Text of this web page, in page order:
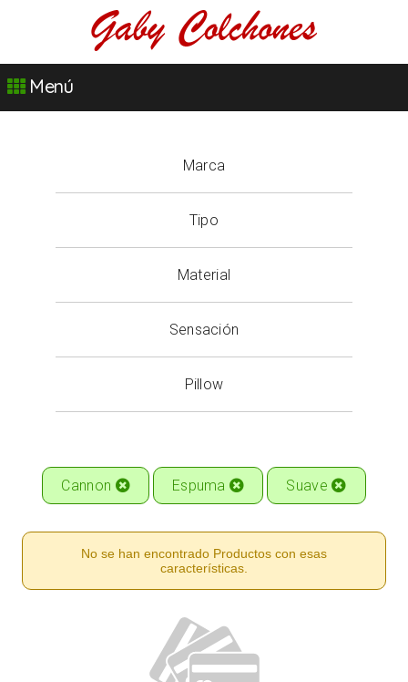
Menú
Marca
Tipo
Material
Sensación
Pillow
Cannon Espuma Suave
No se han encontrado Productos con esas
características.